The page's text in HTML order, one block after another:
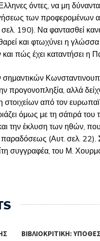
όντες, να μη
των προφερομένων
190). Να φαντασθεί
και φτωχύνει η
πώς έχει καταντήσει η
σημαντικών
προγονοπληξία, αλλά
από τον
όμως με τη σάτιρά
την έκλυση των ηθών,
(Αυτ. σελ. 22).
συγγραφέα, του Μ.
ΒΙΒΛΙΟΚΡΙΤΙΚΉ: